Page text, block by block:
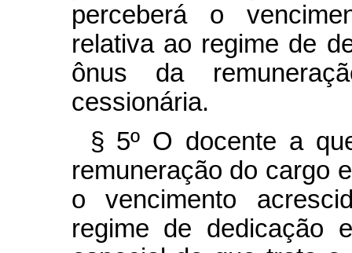
perceberá o
relativa ao regime de
ônus da
cessionária.
§ 5º O docente a
remuneração do cargo
o vencimento
regime de dedicação